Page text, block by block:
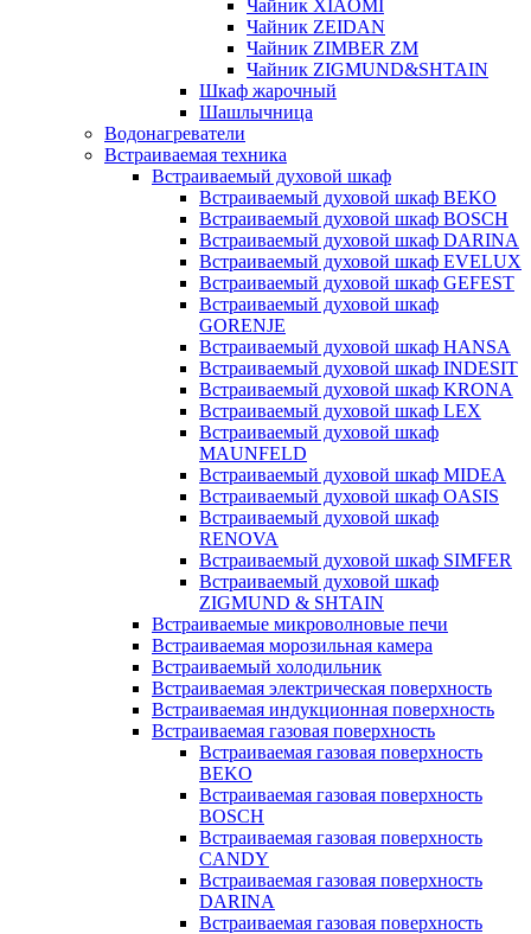
Чайник XIAOMI
Чайник ZEIDAN
Чайник ZIMBER ZM
Чайник ZIGMUND&SHTAIN
Шкаф жарочный
Шашлычница
Водонагреватели
Встраиваемая техника
Встраиваемый духовой шкаф
Встраиваемый духовой шкаф BEKO
Встраиваемый духовой шкаф BOSCH
Встраиваемый духовой шкаф DARINA
Встраиваемый духовой шкаф EVELUX
Встраиваемый духовой шкаф GEFEST
Встраиваемый духовой шкаф
GORENJE
Встраиваемый духовой шкаф HANSA
Встраиваемый духовой шкаф INDESIT
Встраиваемый духовой шкаф KRONA
Встраиваемый духовой шкаф LEX
Встраиваемый духовой шкаф
MAUNFELD
Встраиваемый духовой шкаф MIDEA
Встраиваемый духовой шкаф OASIS
Встраиваемый духовой шкаф
RENOVA
Встраиваемый духовой шкаф SIMFER
Встраиваемый духовой шкаф
ZIGMUND & SHTAIN
Встраиваемые микроволновые печи
Встраиваемая морозильная камера
Встраиваемый холодильник
Встраиваемая электрическая поверхность
Встраиваемая индукционная поверхность
Встраиваемая газовая поверхность
Встраиваемая газовая поверхность
BEKO
Встраиваемая газовая поверхность
BOSCH
Встраиваемая газовая поверхность
CANDY
Встраиваемая газовая поверхность
DARINA
Встраиваемая газовая поверхность